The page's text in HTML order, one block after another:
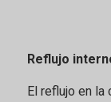
Reflujo
El reflujo en